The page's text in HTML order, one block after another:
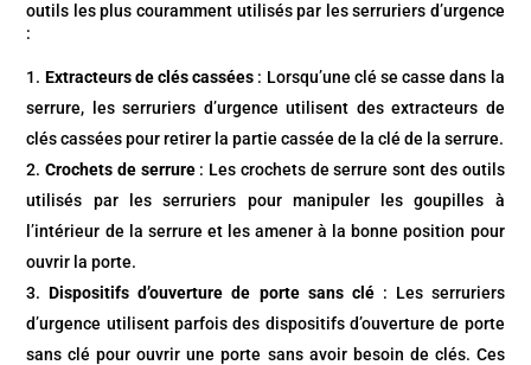
outils les plus couramment utilisés par les serruriers d’urgence
:
Extracteurs de clés cassées : Lorsqu’une clé se casse dans la
serrure, les serruriers d’urgence utilisent des extracteurs de
clés cassées pour retirer la partie cassée de la clé de la serrure.
Crochets de serrure : Les crochets de serrure sont des outils
utilisés par les serruriers pour manipuler les goupilles à
l’intérieur de la serrure et les amener à la bonne position pour
ouvrir la porte.
Dispositifs d’ouverture de porte sans clé : Les serruriers
d’urgence utilisent parfois des dispositifs d’ouverture de porte
sans clé pour ouvrir une porte sans avoir besoin de clés. Ces